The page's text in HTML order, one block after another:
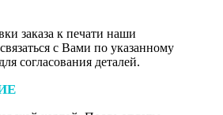
заказа к печати наши
с Вами по указанному
согласования деталей.